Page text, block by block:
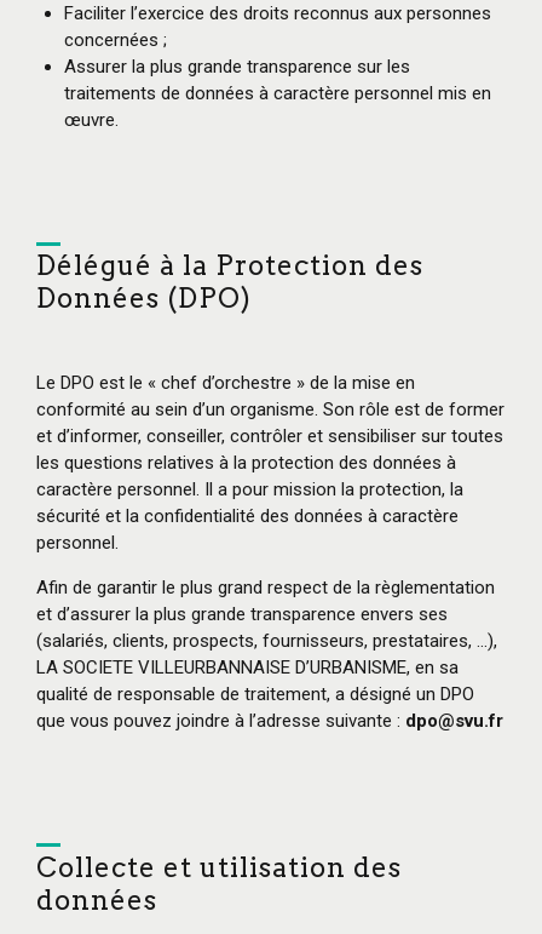
Faciliter l’exercice des droits reconnus aux personnes
concernées ;
Assurer la plus grande transparence sur les
traitements de données à caractère personnel mis en
œuvre.
Délégué à la Protection des
Données (DPO)
Le DPO est le « chef d’orchestre » de la mise en
conformité au sein d’un organisme. Son rôle est de former
et d’informer, conseiller, contrôler et sensibiliser sur toutes
les questions relatives à la protection des données à
caractère personnel. Il a pour mission la protection, la
sécurité et la confidentialité des données à caractère
personnel.
Afin de garantir le plus grand respect de la règlementation
et d’assurer la plus grande transparence envers ses
(salariés, clients, prospects, fournisseurs, prestataires, …),
LA SOCIETE VILLEURBANNAISE D’URBANISME, en sa
qualité de responsable de traitement, a désigné un DPO
que vous pouvez joindre à l’adresse suivante : dpo@svu.fr
Collecte et utilisation des
données